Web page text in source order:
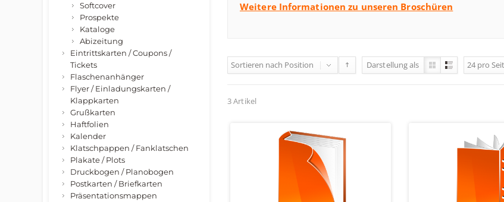
Weitere Informationen zu unseren Broschüren
Sortieren nach Position Darstellung als 24 pro
3 Artikel
Softcover
Prospekte
Kataloge
Abizeitung
Eintrittskarten / Coupons /
Tickets
Flaschenanhänger
Flyer / Einladungskarten /
Klappkarten
Grußkarten
Haftfolien
Kalender
Klatschpappen / Fanklatschen
Plakate / Plots
Druckbogen / Planobogen
Postkarten / Briefkarten
Präsentationsmappen